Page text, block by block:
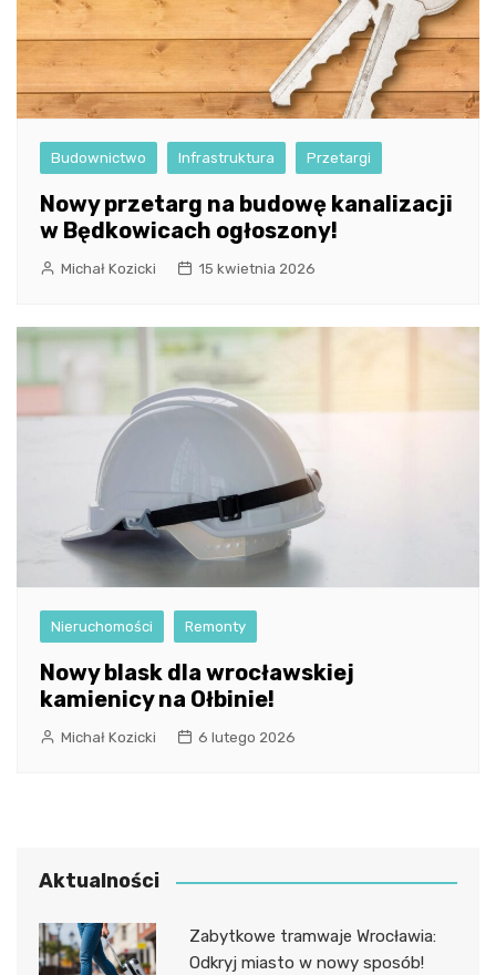
Budownictwo Infrastruktura Przetargi
Nowy przetarg na budowę kanalizacji
w Będkowicach ogłoszony!
Michał Kozicki 15 kwietnia 2026
Nieruchomości Remonty
Nowy blask dla wrocławskiej
kamienicy na Ołbinie!
Michał Kozicki 6 lutego 2026
Aktualności
Zabytkowe tramwaje Wrocławia:
Odkryj miasto w nowy sposób!